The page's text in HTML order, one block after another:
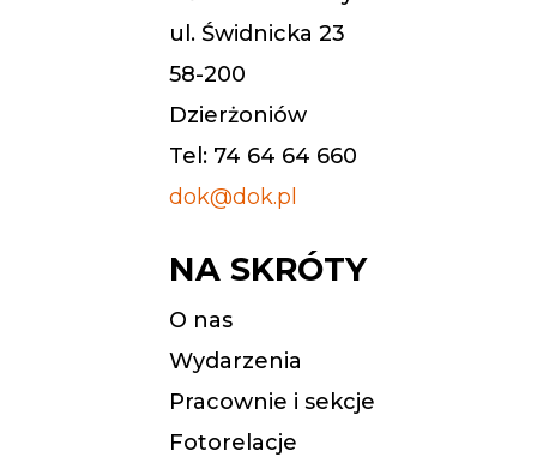
ul. Świdnicka 23
58-200
Dzierżoniów
Tel: 74 64 64 660
dok@dok.pl
NA SKRÓTY
O nas
Wydarzenia
Pracownie i sekcje
Fotorelacje